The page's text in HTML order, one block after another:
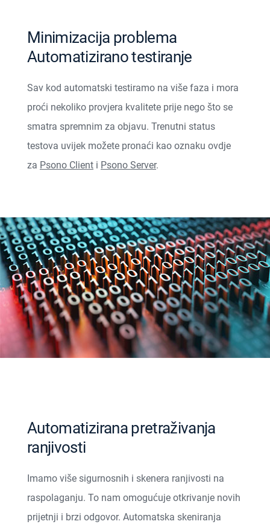
Minimizacija problema
Automatizirano testiranje
Sav kod automatski testiramo na više faza i mora
proći nekoliko provjera kvalitete prije nego što se
smatra spremnim za objavu. Trenutni status
testova uvijek možete pronaći kao oznaku ovdje
za Psono Client i Psono Server.
Automatizirana pretraživanja
ranjivosti
Imamo više sigurnosnih i skenera ranjivosti na
raspolaganju. To nam omogućuje otkrivanje novih
prijetnji i brzi odgovor. Automatska skeniranja